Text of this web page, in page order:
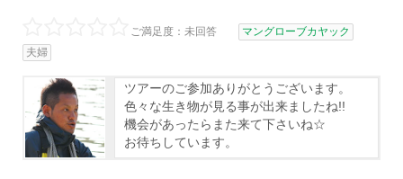
ご満足度：未回答
マングローブカヤック
夫婦
ツアーのご参加ありがとうございます。
色々な生き物が見る事が出来ましたね!!
機会があったらまた来て下さいね☆
お待ちしています。